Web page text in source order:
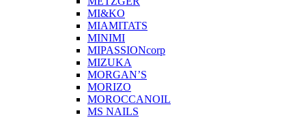
MI&KO
MIAMITATS
MINIMI
MIPASSIONcorp
MIZUKA
MORGAN’S
MORIZO
MOROCCANOIL
MS NAILS